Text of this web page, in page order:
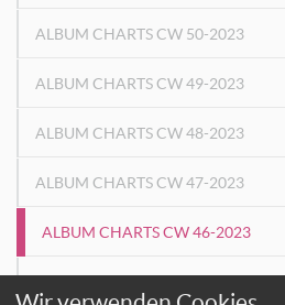
ALBUM CHARTS CW 50-2023
ALBUM CHARTS CW 49-2023
ALBUM CHARTS CW 48-2023
ALBUM CHARTS CW 47-2023
ALBUM CHARTS CW 46-2023